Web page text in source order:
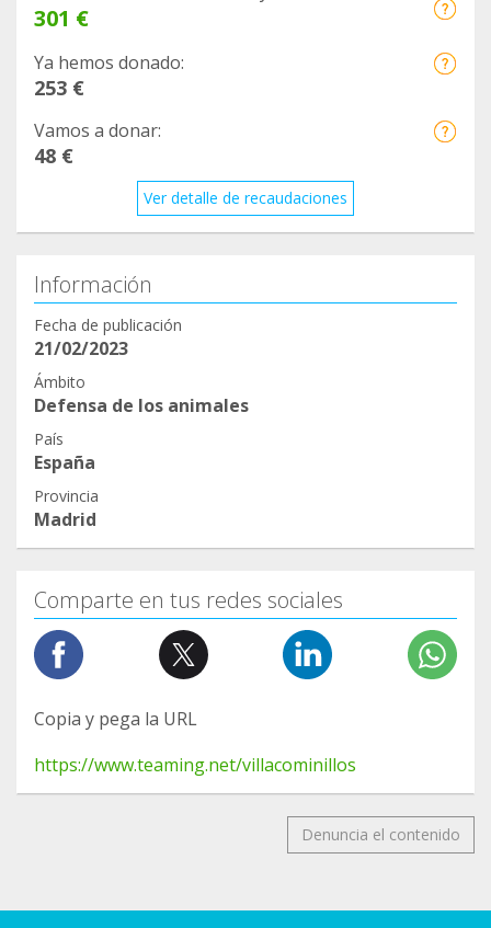
301 €
Ya hemos donado:
253 €
Vamos a donar:
48 €
Ver detalle de recaudaciones
Información
Fecha de publicación
21/02/2023
Ámbito
Defensa de los animales
País
España
Provincia
Madrid
Comparte en tus redes sociales
Copia y pega la URL
https://www.teaming.net/villacominillos
Denuncia el contenido